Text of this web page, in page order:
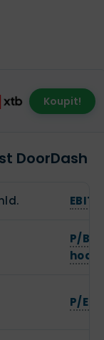
Koupit!
DoorDash
P/B
P/E